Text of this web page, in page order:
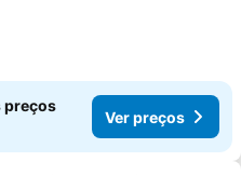
preços
Ver preços